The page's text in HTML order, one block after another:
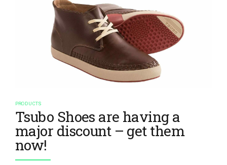
PRODUCTS
Tsubo Shoes are having a
major discount – get them
now!